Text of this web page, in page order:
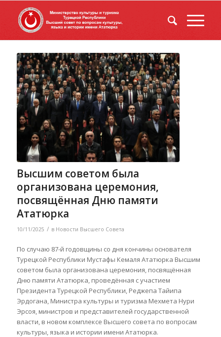
Высшим советом была
организована церемония,
посвящённая Дню памяти
Ататюрка
10/11/2025 / в Новости Высшего Совета
По случаю 87-й годовщины со дня кончины основателя
Турецкой Республики Мустафы Кемаля Ататюрка Высшим
советом была организована церемония, посвящённая
Дню памяти Ататюрка, проведённая с участием
Президента Турецкой Республики, Реджепа Тайипа
Эрдогана, Министра культуры и туризма Мехмета Нури
Эрсоя, министров и представителей государственной
власти, в новом комплексе Высшего совета по вопросам
культуры, языка и истории имени Ататюрка.